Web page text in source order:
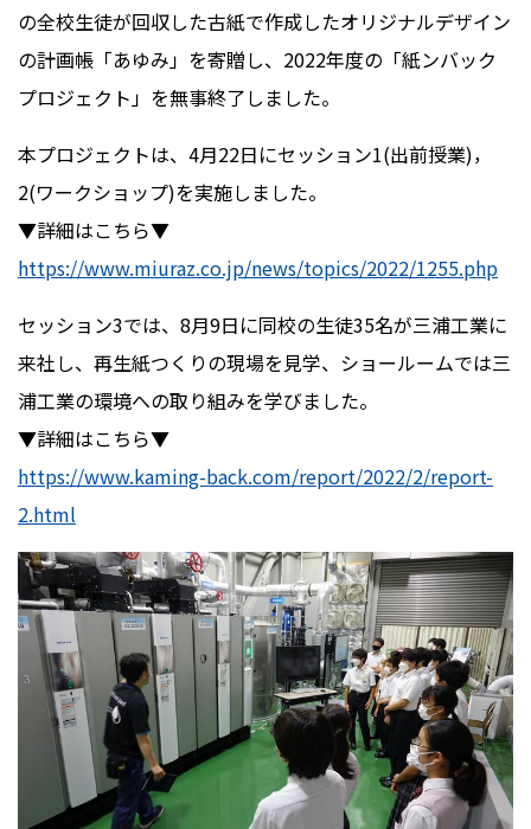
の全校生徒が回収した古紙で作成したオリジナルデザイン
の計画帳「あゆみ」を寄贈し、2022年度の「紙ンバック
プロジェクト」を無事終了しました。
本プロジェクトは、4月22日にセッション1(出前授業)，
2(ワークショップ)を実施しました。
▼詳細はこちら▼
https://www.miuraz.co.jp/news/topics/2022/1255.php
セッション3では、8月9日に同校の生徒35名が三浦工業に
来社し、再生紙つくりの現場を見学、ショールームでは三
浦工業の環境への取り組みを学びました。
▼詳細はこちら▼
https://www.kaming-back.com/report/2022/2/report-
2.html